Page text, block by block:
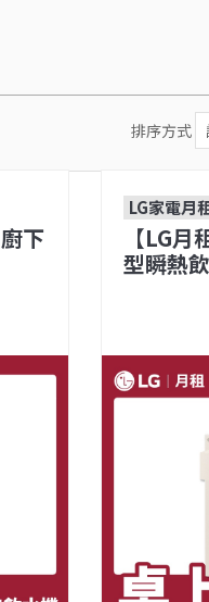
排序方式
下
LG家電月
【LG
型瞬熱